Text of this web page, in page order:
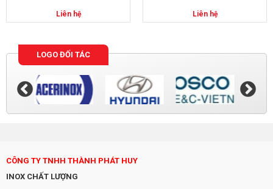
Liên hệ Liên hệ
LOGO ĐỐI TÁC
CÔNG TY TNHH THÀNH PHÁT HUY
INOX CHẤT LƯỢNG